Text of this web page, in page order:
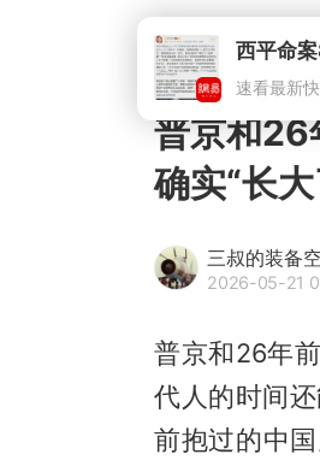
西平命
速看最新
普京和26
确实“长大
三叔的装备
2026-05-21
普京和26年
代人的时间
前抱过的中